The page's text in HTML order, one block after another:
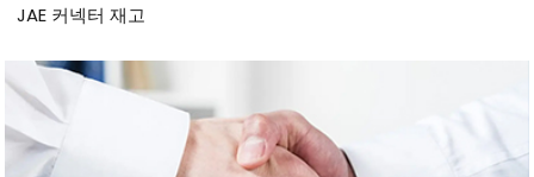
JAE 커넥터 재고